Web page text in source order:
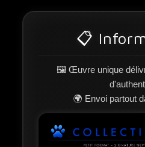
📋
🖼️ Œuvre unique
🌍 Envoi partout